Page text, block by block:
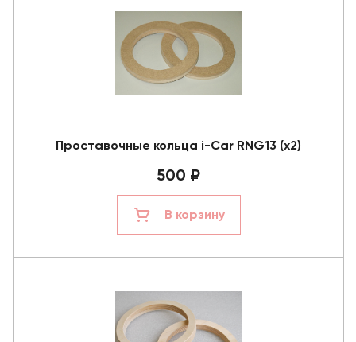
Проставочные кольца i-Car RNG13 (x2)
500 ₽
В корзину